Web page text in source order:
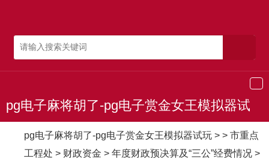
导
pg电子麻将胡了-pg电子赏金女王模拟器试
pg电子麻将胡了-pg电子赏金女王模拟器试玩 > > 市重点
工程处 > 财政资金 > 年度财政预决算及“三公”经费情况 >